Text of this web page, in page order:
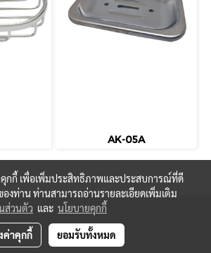
AK-05A
คุกกี้ เพื่อเพิ่มประสิทธิภาพและประสบการณ์ที่ดี
องท่าน ท่านสามารถอ่านรายละเอียดเพิ่มเติม
ส่วนตัว และ นโยบายคุกกี้
ค่าคุกกี้ ยอมรับทั้งหมด